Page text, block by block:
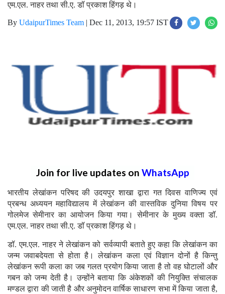
एम.एल. नाहर तथा सी.ए. डॉ प्रकाश हिंगड़ थे।
By UdaipurTimes Team | Dec 11, 2013, 19:57 IST
Join for live updates on WhatsApp
भारतीय लेखांकन परिषद की उदयपुर शाखा द्वारा गत दिवस वाणिज्य एवं
प्रबन्ध अध्ययन महाविद्यालय में लेखांकन की वास्तविक दुनिया विषय पर
गोलमेज सेमीनार का आयोजन किया गया। सेमीनार के मुख्य वक्ता डॉ.
एम.एल. नाहर तथा सी.ए. डॉ प्रकाश हिंगड़ थे।
डॉ. एम.एल. नाहर ने लेखांकन को सर्वव्यापी बताते हुए कहा कि लेखांकन का
जन्म जवाबदेयता से होता है। लेखांकन कला एवं विज्ञान दोनों है किन्तु
लेखांकन रूपी कला का जब गलत प्रयोग किया जाता है तो वह घोटालों और
गबन को जन्म देती है। उन्होंने बताया कि अंकेशकों की नियुक्ति संचालक
मण्डल द्वारा की जाती है और अनुमोदन वार्षिक साधारण सभा में किया जाता है,